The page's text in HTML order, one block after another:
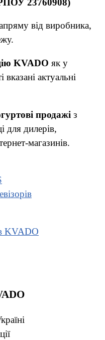
від виробника,
KVADO як у
актуальні
продажі з
для дилерів,
магазинів.
KVADO